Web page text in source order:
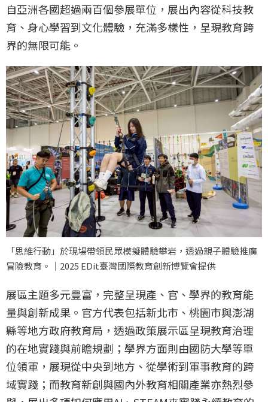
自亞洲各國超過兩百個參展單位，展出內容從科技教
育、身心學習到文化體驗，充滿多樣性，呈現教育跨
界的無限可能。
「思維行動」於現場帶領民眾模擬體驗攀岩，透過親子體驗推廣
冒險教育。｜2025 EDit臺灣國際教育創新博覽會提供
展區主題多元豐富，完整呈現產、官、學界的教育能
量與創新成果。官方代表包括新北市、桃園市與澎湖
縣等地方政府教育局，透過政策展示區呈現教育治理
的在地實踐與前瞻規劃；學界方面則由國防大學等單
位領軍，展現從中央到地方、從學術到軍事教育的跨
域實踐；而教育新創與國內外教育相關產業亦熱烈參